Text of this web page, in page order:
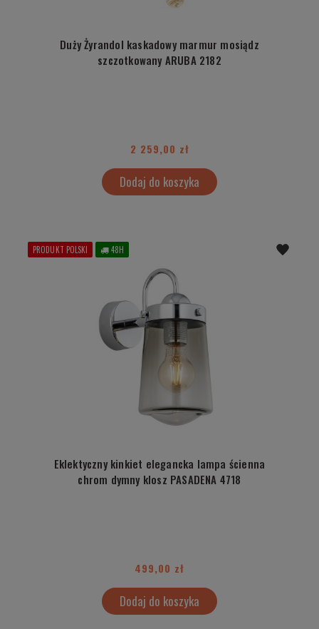
Duży Żyrandol kaskadowy marmur mosiądz
szczotkowany ARUBA 2182
2 259,00 zł
Dodaj do koszyka
Eklektyczny kinkiet elegancka lampa ścienna
chrom dymny klosz PASADENA 4718
499,00 zł
Dodaj do koszyka
PRODUKT POLSKI 48H